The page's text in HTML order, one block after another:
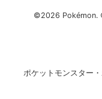
©2026 Pokémon.
ポケットモンスター